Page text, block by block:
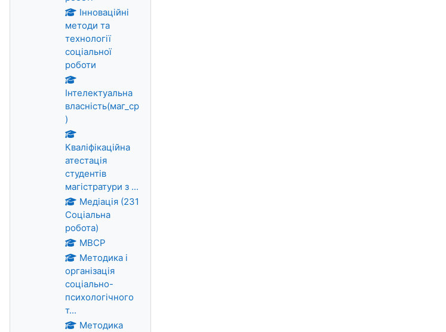
Інноваційні
методи та
технології
соціальної
роботи
Інтелектуальна
власність(маг_ср
)
Кваліфікаційна
атестація
студентів
магістратури з ...
Медіація (231
Соціальна
робота)
МВСР
Методика і
організація
соціально-
психологічного
т...
Методика